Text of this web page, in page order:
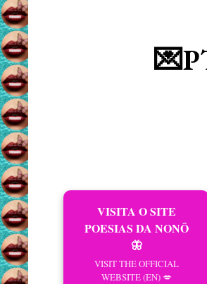
VISITA O SITE
POESIAS DA NONÔ
🦋
VISIT THE OFFICIAL
WEBSITE (EN) 💋